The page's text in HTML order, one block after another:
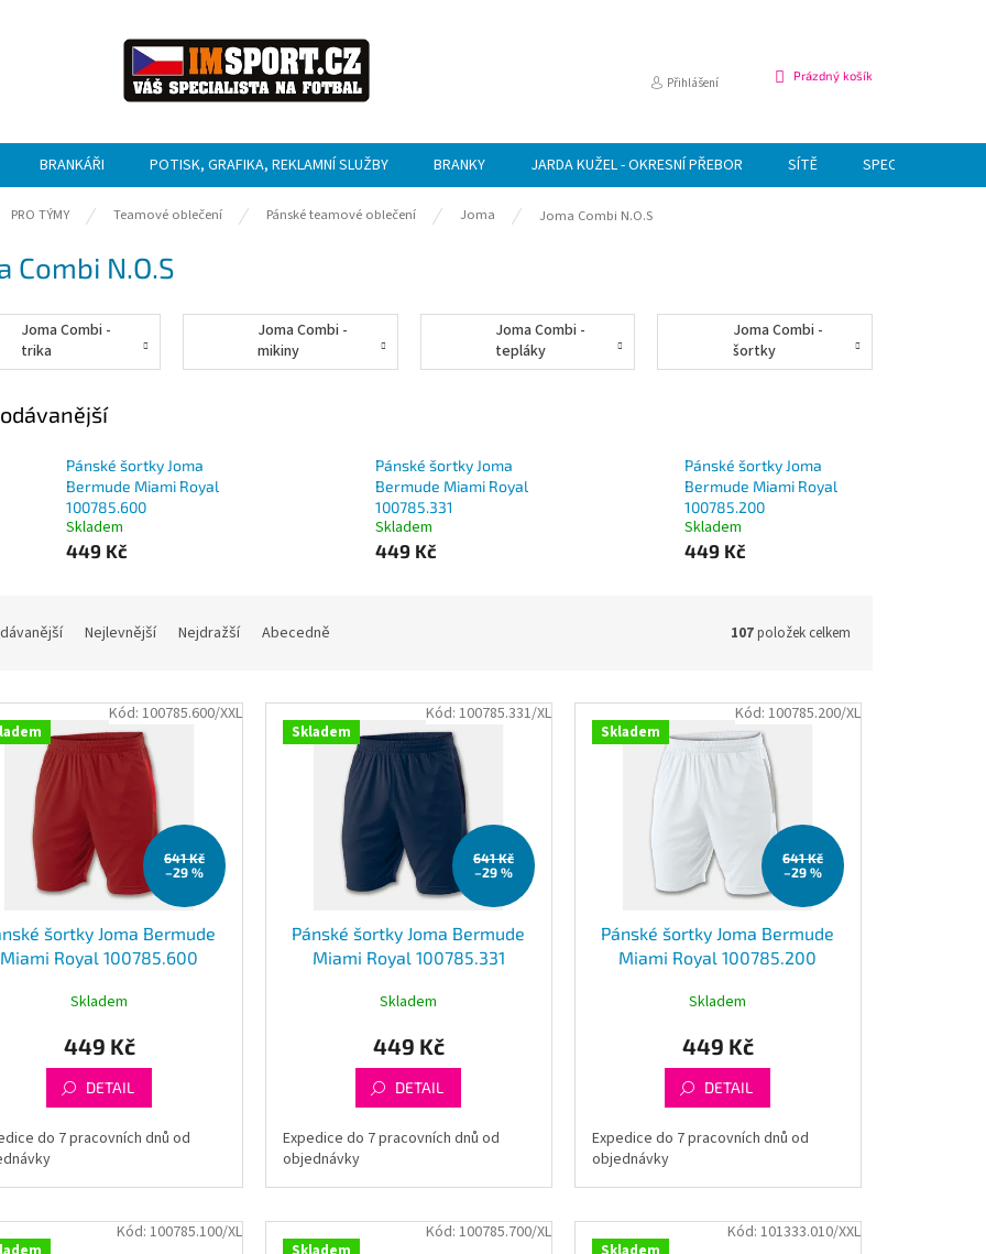
Přihlášení
NÁKUPNÍ
Prázdný košík
BRANKÁŘI POTISK, GRAFIKA, REKLAMNÍ SLUŽBY BRANKY JARDA KUŽEL - OKRESNÍ PŘEBOR SÍTĚ SPECIÁLNÍ NABÍDKA
PRO TÝMY Teamové oblečení Pánské teamové oblečení Joma Joma Combi N.O.S
Combi N.O.S
Joma Combi -
trika
Joma Combi -
mikiny
Joma Combi -
tepláky
Joma Combi -
šortky
Pánské šortky Joma
Bermude Miami Royal
100785.600
Skladem
449 Kč
Pánské šortky Joma
Bermude Miami Royal
100785.331
Skladem
449 Kč
Pánské šortky Joma
Bermude Miami Royal
100785.200
Skladem
449 Kč
Nejlevnější Nejdražší Abecedně 107položek celkem
641 Kč
–29 %
šortky Joma Bermude
Miami Royal 100785.600
Skladem
449 Kč
DETAIL
do 7 pracovních dnů od
Kód: 100785.600/XXL
Skladem
641 Kč
–29 %
Pánské šortky Joma Bermude
Miami Royal 100785.331
Skladem
449 Kč
DETAIL
Expedice do 7 pracovních dnů od
objednávky
Kód: 100785.331/XL
Skladem
641 Kč
–29 %
Pánské šortky Joma Bermude
Miami Royal 100785.200
Skladem
449 Kč
DETAIL
Expedice do 7 pracovních dnů od
objednávky
Kód: 100785.200/XL
Kód: 100785.100/XL Kód: 100785.700/XL Kód: 101333.010/XXL